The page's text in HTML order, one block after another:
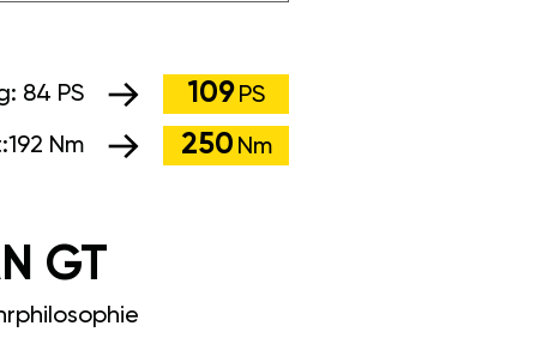
84 PS 109 PS
192 Nm 250 Nm
GT